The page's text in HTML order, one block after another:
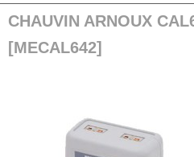
CHAUVIN ARNOUX
[MECAL642]